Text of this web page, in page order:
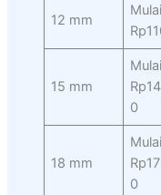
12 mm
Mulai
15 mm
Mulai
0
18 mm
Mulai
0